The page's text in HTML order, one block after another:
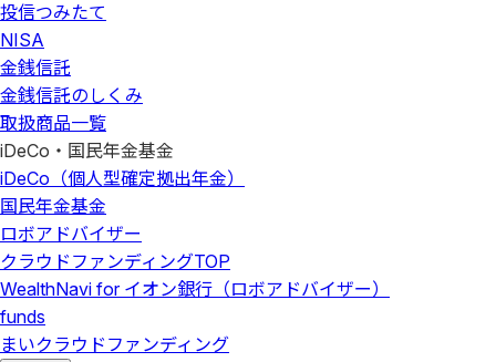
投信つみたて
NISA
金銭信託
金銭信託のしくみ
取扱商品一覧
iDeCo・国民年金基金
iDeCo（個人型確定拠出年金）
国民年金基金
ロボアドバイザー
クラウドファンディングTOP
WealthNavi for イオン銀行（ロボアドバイザー）
funds
まいクラウドファンディング